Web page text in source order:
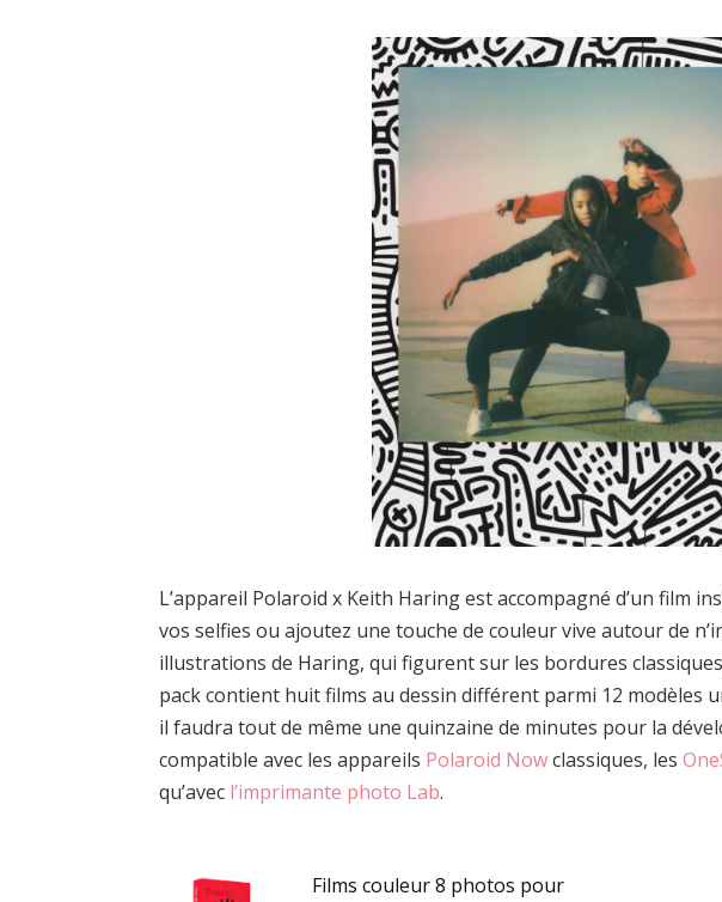
L’appareil Polaroid x Keith Haring est accompagné d’un film
vos selfies ou ajoutez une touche de couleur vive autour de
illustrations de Haring, qui figurent sur les bordures
pack contient huit films au dessin différent parmi 12 modèles
il faudra tout de même une quinzaine de minutes pour la
compatible avec les appareils Polaroid Nowclassiques, les
qu’avec l’imprimante photo Lab.
Films couleur 8 photos pour